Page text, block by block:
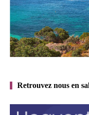
Retrouvez nous en